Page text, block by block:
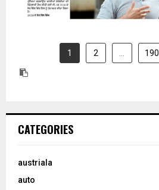
1 2 190
CATEGORIES
austriala
auto